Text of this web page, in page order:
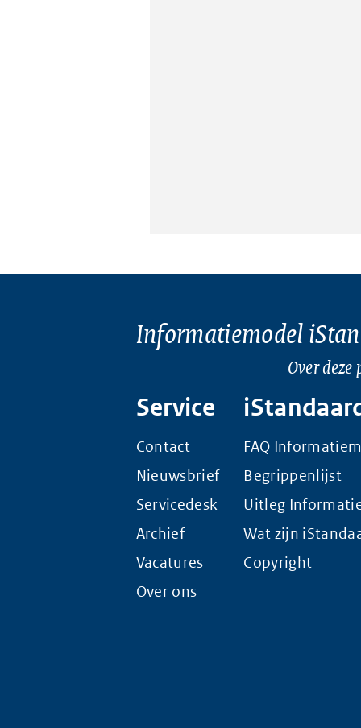
Informatiemodel
Over
Service
Contact
Nieuwsbrief
Servicedesk
Archief
Vacatures
Over ons
FAQ
Begrippenlijst
Uitleg
Wat zijn
Copyright